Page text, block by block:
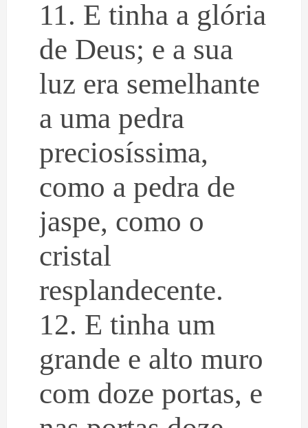
11. E tinha a glória
de Deus; e a sua
luz era semelhante
a uma pedra
preciosíssima,
como a pedra de
jaspe, como o
cristal
resplandecente.
12. E tinha um
grande e alto muro
com doze portas, e